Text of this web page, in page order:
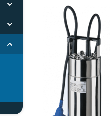
Rozbaliť kategóriu
Rozbaliť kategóriu
Rozbaliť kategóriu